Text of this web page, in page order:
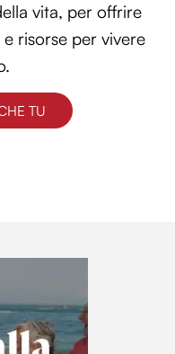
vita, per offrire
risorse per vivere
TU